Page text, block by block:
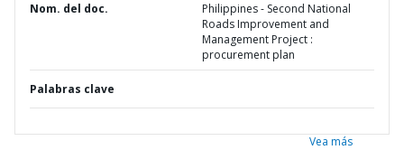
Nom. del doc.
Philippines - Second National
Roads Improvement and
Management Project :
procurement plan
Palabras clave
Vea más